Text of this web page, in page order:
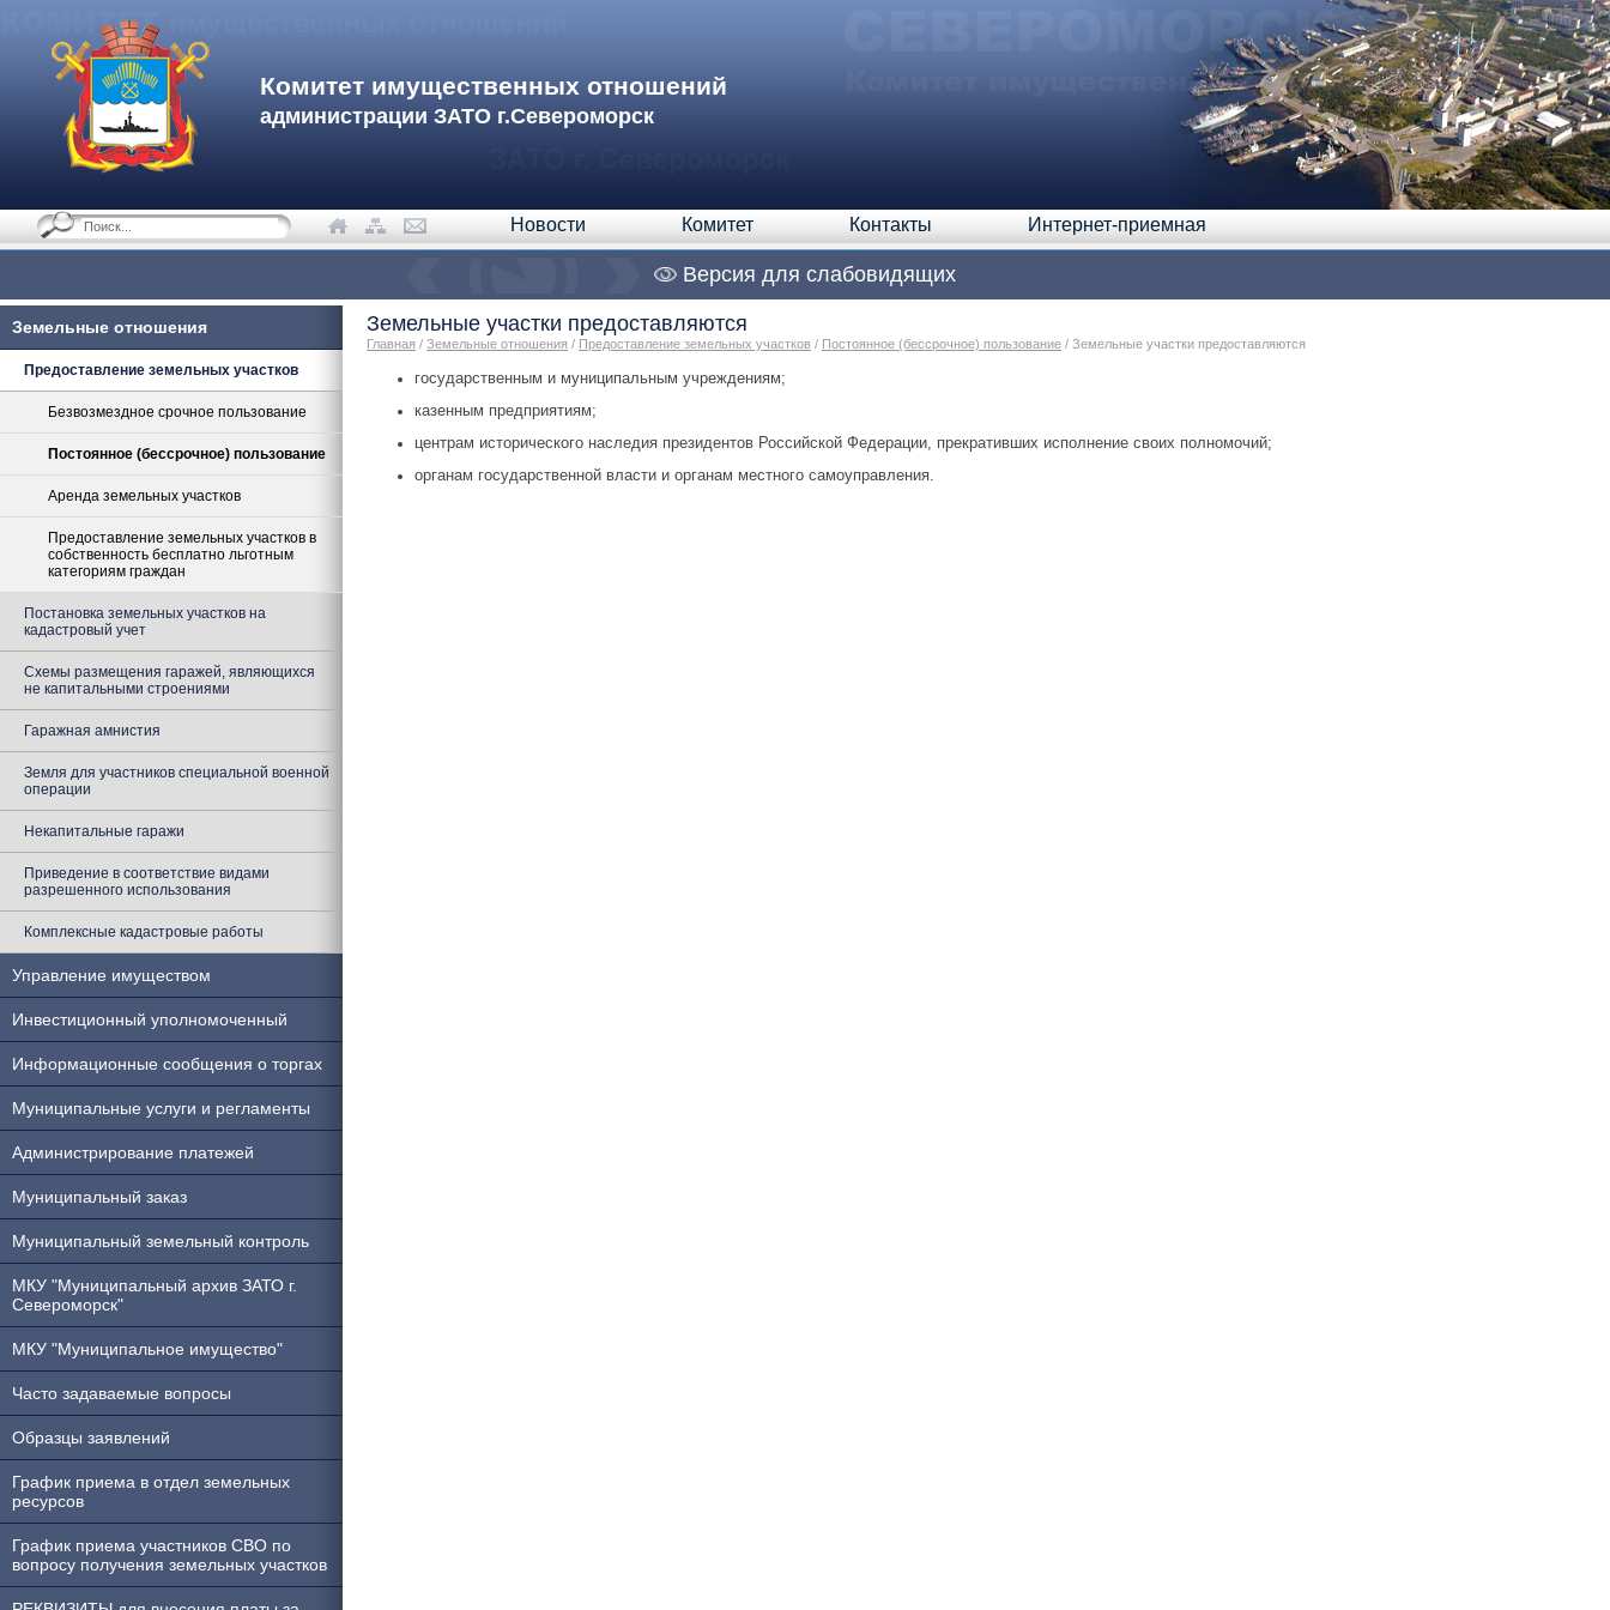
Комитет имущественных отношений
администрации ЗАТО г.Североморск
Новости Комитет Контакты Интернет-приемная
Версия для слабовидящих
Земельные отношения
Предоставление земельных участков
Безвозмездное срочное пользование
Постоянное (бессрочное) пользование
Аренда земельных участков
Предоставление земельных участков в
собственность бесплатно льготным
категориям граждан
Постановка земельных участков на
кадастровый учет
Схемы размещения гаражей, являющихся
не капитальными строениями
Гаражная амнистия
Земля для участников специальной военной
операции
Некапитальные гаражи
Приведение в соответствие видами
разрешенного использования
Комплексные кадастровые работы
Управление имуществом
Инвестиционный уполномоченный
Информационные сообщения о торгах
Муниципальные услуги и регламенты
Администрирование платежей
Муниципальный заказ
Муниципальный земельный контроль
МКУ "Муниципальный архив ЗАТО г.
Североморск"
МКУ "Муниципальное имущество"
Часто задаваемые вопросы
Образцы заявлений
График приема в отдел земельных
ресурсов
График приема участников СВО по
вопросу получения земельных участков
Земельные участки предоставляются
Главная / Земельные отношения / Предоставление земельных участков / Постоянное (бессрочное) пользование / Земельные участки предоставляются
государственным и муниципальным учреждениям;
казенным предприятиям;
центрам исторического наследия президентов Российской Федерации, прекративших исполнение своих полномочий;
органам государственной власти и органам местного самоуправления.